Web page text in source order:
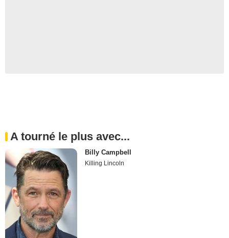
A tourné le plus avec...
Billy Campbell
Killing Lincoln